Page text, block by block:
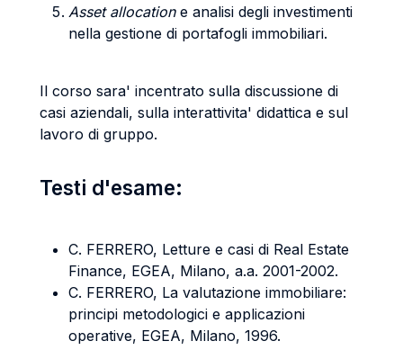
Asset allocatione analisi degli investimenti
nella gestione di portafogli immobiliari.
Il corso sara' incentrato sulla discussione di
casi aziendali, sulla interattivita' didattica e sul
lavoro di gruppo.
Testi d'esame:
C. FERRERO, Letture e casi di Real Estate
Finance, EGEA, Milano, a.a. 2001-2002.
C. FERRERO, La valutazione immobiliare:
principi metodologici e applicazioni
operative, EGEA, Milano, 1996.